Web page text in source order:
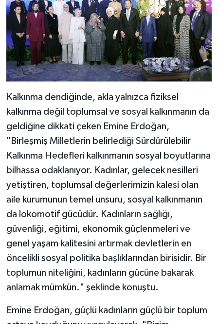
Kalkınma dendiğinde, akla yalnızca fiziksel
kalkınma değil toplumsal ve sosyal kalkınmanın da
geldiğine dikkati çeken Emine Erdoğan,
"Birleşmiş Milletlerin belirlediği Sürdürülebilir
Kalkınma Hedefleri kalkınmanın sosyal boyutlarına
bilhassa odaklanıyor. Kadınlar, gelecek nesilleri
yetiştiren, toplumsal değerlerimizin kalesi olan
aile kurumunun temel unsuru, sosyal kalkınmanın
da lokomotif gücüdür. Kadınların sağlığı,
güvenliği, eğitimi, ekonomik güçlenmeleri ve
genel yaşam kalitesini artırmak devletlerin en
öncelikli sosyal politika başlıklarından birisidir. Bir
toplumun niteliğini, kadınların gücüne bakarak
anlamak mümkün." şeklinde konuştu.
Emine Erdoğan, güçlü kadınların güçlü bir toplum